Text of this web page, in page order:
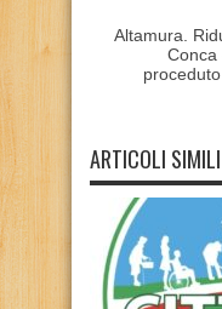
Altamura.
Conca
ARTICOLI SIMILI